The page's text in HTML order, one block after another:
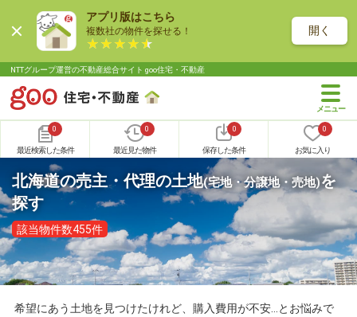
アプリ版はこちら
複数社の物件を探せる！ 開く
NTTグループ運営の不動産総合サイト goo住宅・不動産
0
最近検索した条件
0
最近見た物件
0
保存した条件
0
お気に入り
北海道の売主・代理の土地(宅地・分譲地・売地)を
探す
該当物件数455件
希望にあう土地を見つけたけれど、購入費用が不安…とお悩みで